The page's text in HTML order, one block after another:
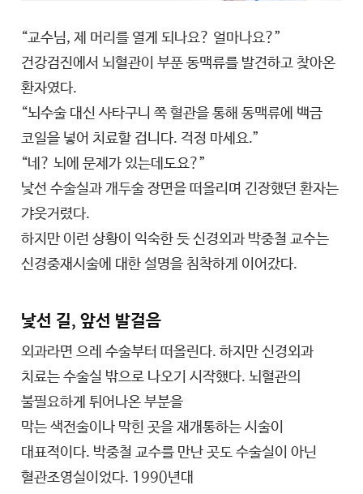
“교수님, 제 머리를 열게 되나요? 얼마나요?”
건강검진에서 뇌혈관이 부푼 동맥류를 발견하고 찾아온
환자였다.
“뇌수술 대신 사타구니 쪽 혈관을 통해 동맥류에 백금
코일을 넣어 치료할 겁니다. 걱정 마세요.”
“네? 뇌에 문제가 있는데도요?”
낯선 수술실과 개두술 장면을 떠올리며 긴장했던 환자는
갸웃거렸다.
하지만 이런 상황이 익숙한 듯 신경외과 박중철 교수는
신경중재시술에 대한 설명을 침착하게 이어갔다.
낯선 길, 앞선 발걸음
외과라면 으레 수술부터 떠올린다. 하지만 신경외과
치료는 수술실 밖으로 나오기 시작했다. 뇌혈관의
불필요하게 튀어나온 부분을
막는 색전술이나 막힌 곳을 재개통하는 시술이
대표적이다. 박중철 교수를 만난 곳도 수술실이 아닌
혈관조영실이었다. 1990년대